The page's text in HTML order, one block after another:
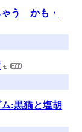
ゃう かも・
:黒猫と塩胡